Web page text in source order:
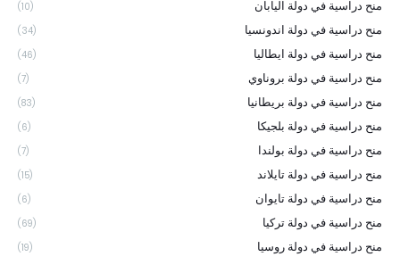
منح دراسية في دولة اليابان (10)
منح دراسية في دولة اندونسيا (34)
منح دراسية في دولة ايطاليا (46)
منح دراسية في دولة بروناوي (7)
منح دراسية في دولة بريطانيا (83)
منح دراسية في دولة بلجيكا (6)
منح دراسية في دولة بولندا (7)
منح دراسية في دولة تايلاند (15)
منح دراسية في دولة تايوان (6)
منح دراسية في دولة تركيا (69)
منح دراسية في دولة روسيا (19)